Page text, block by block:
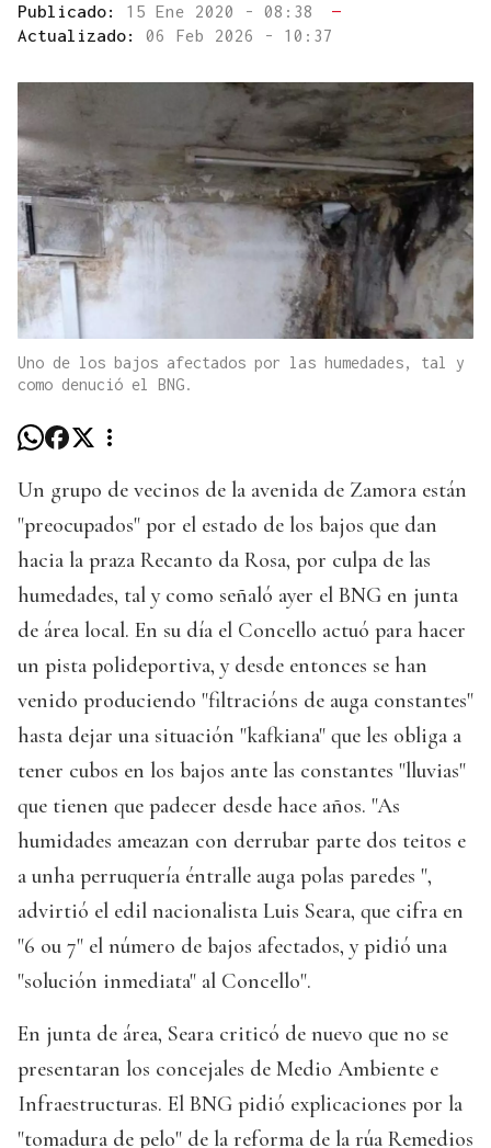
Publicado: 15 Ene 2020 - 08:38
—
Actualizado: 06 Feb 2026 - 10:37
Uno de los bajos afectados por las humedades, tal y
como denució el BNG.
Un grupo de vecinos de la avenida de Zamora están
"preocupados" por el estado de los bajos que dan
hacia la praza Recanto da Rosa, por culpa de las
humedades, tal y como señaló ayer el BNG en junta
de área local. En su día el Concello actuó para hacer
un pista polideportiva, y desde entonces se han
venido produciendo "filtracións de auga constantes"
hasta dejar una situación "kafkiana" que les obliga a
tener cubos en los bajos ante las constantes "lluvias"
que tienen que padecer desde hace años. "As
humidades ameazan con derrubar parte dos teitos e
a unha perruquería éntralle auga polas paredes ",
advirtió el edil nacionalista Luis Seara, que cifra en
"6 ou 7" el número de bajos afectados, y pidió una
"solución inmediata" al Concello".
En junta de área, Seara criticó de nuevo que no se
presentaran los concejales de Medio Ambiente e
Infraestructuras. El BNG pidió explicaciones por la
"tomadura de pelo" de la reforma de la rúa Remedios